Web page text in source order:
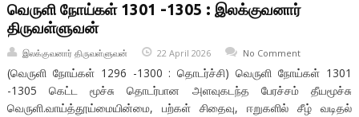
வெருளி நோய்கள் 1301 -1305 : இலக்குவனார்
திருவள்ளுவன்
இலக்குவனார் திருவள்ளுவன் 22 April 2026 No Comment
(வெருளி நோய்கள் 1296 -1300 : தொடர்ச்சி) வெருளி நோய்கள் 1301
-1305 கெட்ட மூச்சு தொடர்பான அளவுகடந்த பேரச்சம் தீயமூச்சு
வெருளி.வாய்த்தூய்மையின்மை, பற்கள் சிதைவு, ஈறுகளில் சீழ் வடிதல்